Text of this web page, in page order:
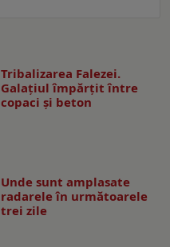
Tribalizarea Falezei.
Galațiul împărțit între
copaci și beton
Unde sunt amplasate
radarele în următoarele
trei zile